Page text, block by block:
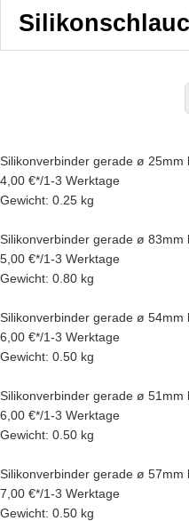
Silikonverbinder gerade ø 25mm
4,00 €*/1-3 Werktage
Gewicht: 0.25 kg
Silikonverbinder gerade ø 83mm
5,00 €*/1-3 Werktage
Gewicht: 0.80 kg
Silikonverbinder gerade ø 54mm
6,00 €*/1-3 Werktage
Gewicht: 0.50 kg
Silikonverbinder gerade ø 51mm
6,00 €*/1-3 Werktage
Gewicht: 0.50 kg
Silikonverbinder gerade ø 57mm
7,00 €*/1-3 Werktage
Gewicht: 0.50 kg